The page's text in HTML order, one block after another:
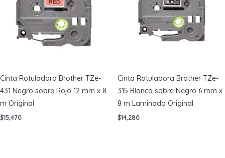
Cinta Rotuladora Brother TZe-
431 Negro sobre Rojo 12 mm x 8
m Original
$15,470
Cinta Rotuladora Brother TZe-
315 Blanco sobre Negro 6 mm x
8 m Laminada Original
$14,280